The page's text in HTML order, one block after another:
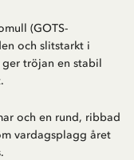
(GOTS-
och slitstarkt i
tröjan en stabil
och en rund, ribbad
vardagsplagg året